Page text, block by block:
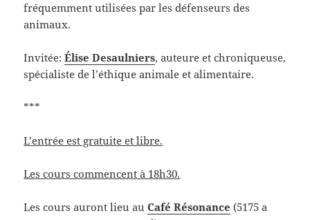
fréquemment utilisées par les défenseurs des
animaux.
Invitée:Élise Desaulniers, auteure et chroniqueuse,
spécialiste de l’éthique animale et alimentaire.
***
L’entrée est gratuite et libre.
Les cours commencent à 18h30.
Les cours auront lieu auCafé Résonance (5175 a